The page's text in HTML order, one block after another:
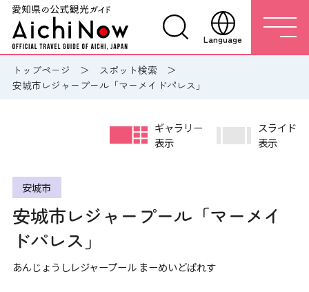
Language
トップページ
スポット検索
安城市レジャープール「マーメイドパレス」
安城市
安城市レジャープール「マーメイ
ドパレス」
あんじょうしレジャープール まーめいどぱれす
ギャラリー
表示
スライド
表示